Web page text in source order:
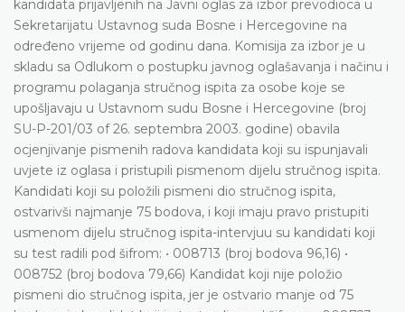
kandidata prijavljenih na Javni oglas za izbor prevodioca u
Sekretarijatu Ustavnog suda Bosne i Hercegovine na
određeno vrijeme od godinu dana. Komisija za izbor je u
skladu sa Odlukom o postupku javnog oglašavanja i načinu i
programu polaganja stručnog ispita za osobe koje se
upošljavaju u Ustavnom sudu Bosne i Hercegovine (broj
SU-P-201/03 of 26. septembra 2003. godine) obavila
ocjenjivanje pismenih radova kandidata koji su ispunjavali
uvjete iz oglasa i pristupili pismenom dijelu stručnog ispita.
Kandidati koji su položili pismeni dio stručnog ispita,
ostvarivši najmanje 75 bodova, i koji imaju pravo pristupiti
usmenom dijelu stručnog ispita-intervjuu su kandidati koji
su test radili pod šifrom: • 008713 (broj bodova 96,16) •
008752 (broj bodova 79,66) Kandidat koji nije položio
pismeni dio stručnog ispita, jer je ostvario manje od 75